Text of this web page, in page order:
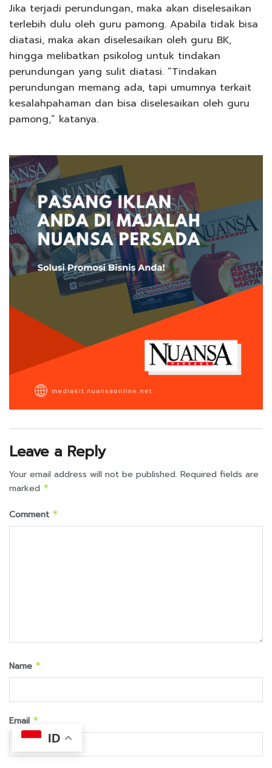
Jika terjadi perundungan, maka akan diselesaikan
terlebih dulu oleh guru pamong. Apabila tidak bisa
diatasi, maka akan diselesaikan oleh guru BK,
hingga melibatkan psikolog untuk tindakan
perundungan yang sulit diatasi. “Tindakan
perundungan memang ada, tapi umumnya terkait
kesalahpahaman dan bisa diselesaikan oleh guru
pamong,” katanya.
Leave a Reply
Your email address will not be published. Required fields are
marked *
Comment *
Name *
Email *
ID